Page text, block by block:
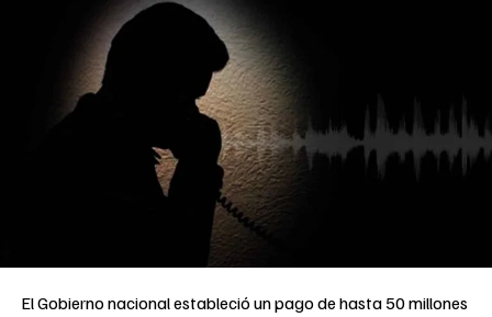
El Gobierno nacional estableció un pago de hasta 50 millones